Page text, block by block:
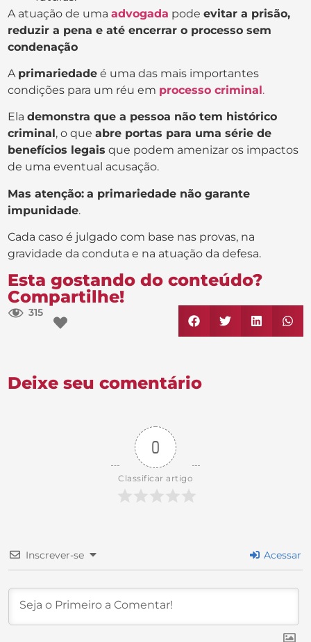
A atuação de umaadvogada podeevitar a prisão,
reduzir a pena e até encerrar o processo sem
condenação
A primariedade é uma das mais importantes
condições para um réu em processo criminal.
Elademonstra que a pessoa não tem histórico
criminal , o queabre portas para uma série de
benefícios legais que podem amenizar os impactos
de uma eventual acusação.
Mas atenção: a primariedade não garante
impunidade.
Cada caso é julgado com base nas provas, na
gravidade da conduta e na atuação da defesa.
Esta gostando do conteúdo?
Compartilhe!
315
Deixe seu comentário
0
Classificar artigo
Inscrever-se Acessar